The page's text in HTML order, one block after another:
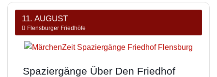
11. AUGUST
Flensburger Friedhöfe
Spaziergänge Über Den Friedhof